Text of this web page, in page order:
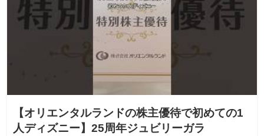
【オリエンタルランドの株主優待で初めての1
人ディズニー】25周年ジュビリーガラ